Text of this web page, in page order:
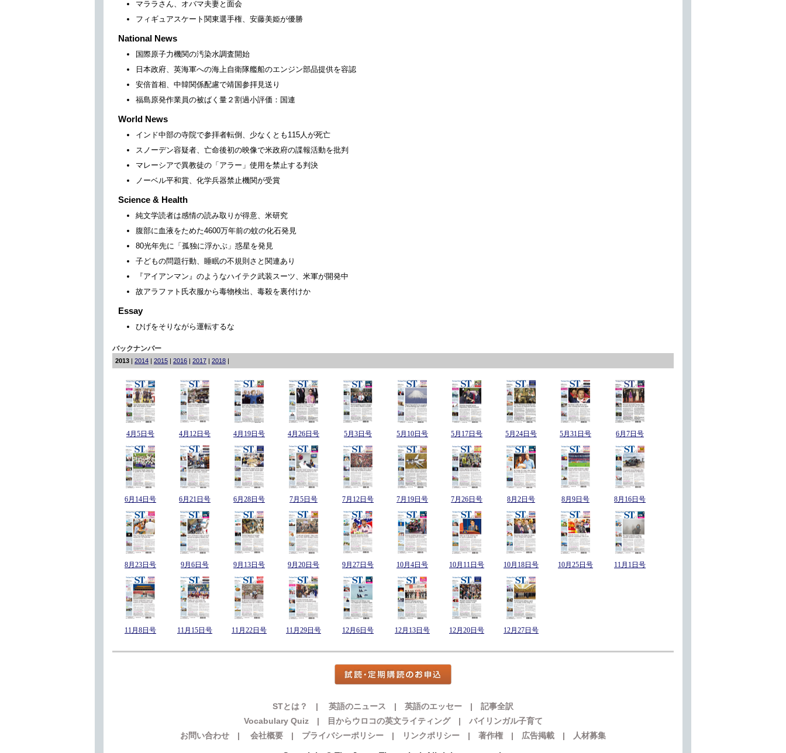
マララさん、オバマ夫妻と面会
フィギュアスケート関東選手権、安藤美姫が優勝
National News
国際原子力機関の汚染水調査開始
日本政府、英海軍への海上自衛隊艦船のエンジン部品提供を容認
安倍首相、中韓関係配慮で靖国参拝見送り
福島原発作業員の被ばく量２割過小評価：国連
World News
インド中部の寺院で参拝者転倒、少なくとも115人が死亡
スノーデン容疑者、亡命後初の映像で米政府の諜報活動を批判
マレーシアで異教徒の「アラー」使用を禁止する判決
ノーベル平和賞、化学兵器禁止機関が受賞
Science & Health
純文学読者は感情の読み取りが得意、米研究
腹部に血液をためた4600万年前の蚊の化石発見
80光年先に「孤独に浮かぶ」惑星を発見
子どもの問題行動、睡眠の不規則さと関連あり
『アイアンマン』のようなハイテク武装スーツ、米軍が開発中
故アラファト氏衣服から毒物検出、毒殺を裏付けか
Essay
ひげをそりながら運転するな
バックナンバー
2013 2014 2015 2016 2017 2018
4月5日号 4月12日号 4月19日号 4月26日号 5月3日号 5月10日号 5月17日号 5月24日号 5月31日号 6月7日号
6月14日号 6月21日号 6月28日号 7月5日号 7月12日号 7月19日号 7月26日号 8月2日号 8月9日号 8月16日号
8月23日号 9月6日号 9月13日号 9月20日号 9月27日号 10月4日号 10月11日号 10月18日号 10月25日号 11月1日号
11月8日号 11月15日号 11月22日号 11月29日号 12月6日号 12月13日号 12月20日号 12月27日号
STとは？ | 英語のニュース | 英語のエッセー | 記事全訳
Vocabulary Quiz| 目からウロコの英文ライティング| バイリンガル子育て
お問い合わせ | 会社概要 | プライバシーポリシー | リンクポリシー | 著作権 | 広告掲載 | 人材募集